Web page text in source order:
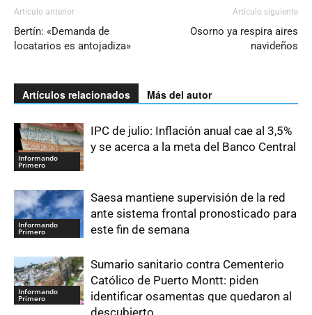
Artículo anterior
Bertín: «Demanda de
locatarios es antojadiza»
Artículo siguiente
Osorno ya respira aires
navideños
Artículos relacionados Más del autor
Informando
Primero
IPC de julio: Inflación anual cae al 3,5%
y se acerca a la meta del Banco Central
Informando
Primero
Saesa mantiene supervisión de la red
ante sistema frontal pronosticado para
este fin de semana
Informando
Primero
Sumario sanitario contra Cementerio
Católico de Puerto Montt: piden
identificar osamentas que quedaron al
descubierto